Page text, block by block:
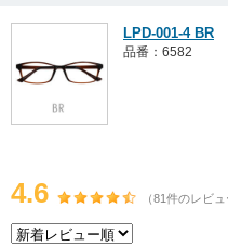
LPD-001-4 BR
品番：6582
4.6 （81件のレビュ